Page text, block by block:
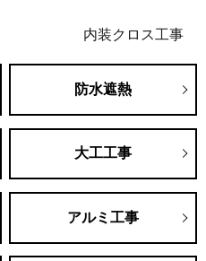
内装クロス工事
防水遮熱
大工工事
アルミ工事